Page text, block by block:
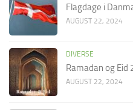
Flagdage i
AUGUST 22, 2024
DIVERSE
Ramadan og Eid
AUGUST 22, 2024